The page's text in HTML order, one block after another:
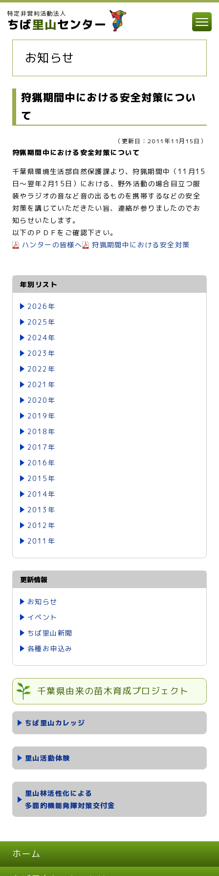
特定非営利活動法人
ちば里山センター
お知らせ
狩猟期間中における安全対策につい
て
（更新日：2011年11月15日）
狩猟期間中における安全対策について
千葉県環境生活部自然保護課より、狩猟期間中（11月15
日～翌年2月15日）における、野外活動の場合目立つ服
装やラジオの音など音の出るものを携帯するなどの安全
対策を講じていただきたい旨、連絡が参りましたのでお
知らせいたします。
以下のＰＤＦをご確認下さい。
ハンターの皆様へ
狩猟期間中における安全対策
年別リスト
2026年
2025年
2024年
2023年
2022年
2021年
2020年
2019年
2018年
2017年
2016年
2015年
2014年
2013年
2012年
2011年
更新情報
お知らせ
イベント
ちば里山新聞
各種お申込み
千葉県由来の苗木育成プロジェクト
ちば里山カレッジ
里山活動体験
里山林活性化による
多面的機能発揮対策交付金
ホーム